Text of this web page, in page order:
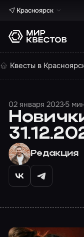
Красноярск
Квесты в
02 января 20235
Редакция